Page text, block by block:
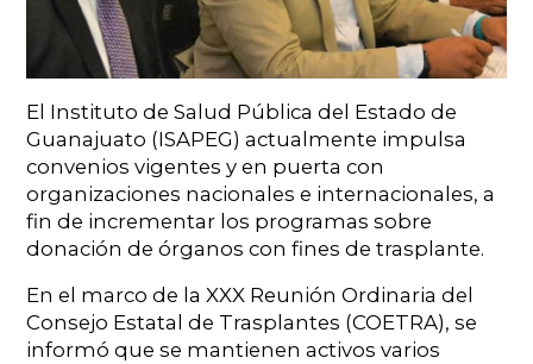
El Instituto de Salud Pública del Estado de
Guanajuato (ISAPEG) actualmente impulsa
convenios vigentes y en puerta con
organizaciones nacionales e internacionales, a
fin de incrementar los programas sobre
donación de órganos con fines de trasplante.
En el marco de la XXX Reunión Ordinaria del
Consejo Estatal de Trasplantes (COETRA), se
informó que se mantienen activos varios